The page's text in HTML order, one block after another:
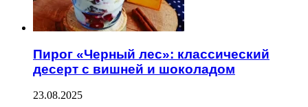
Пирог «Черный лес»: классический
десерт с вишней и шоколадом
23.08.2025